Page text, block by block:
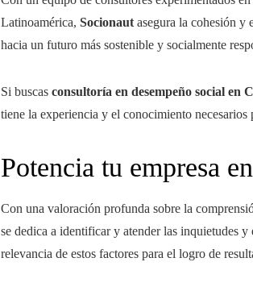
Latinoamérica, Socionaut asegura la cohesión y
hacia un futuro más sostenible y socialmente
Si buscas consultoría en desempeño social en
tiene la experiencia y el conocimiento necesarios
Potencia tu empresa
Con una valoración profunda sobre la
se dedica a identificar y atender las inquietudes
relevancia de estos factores para el logro de